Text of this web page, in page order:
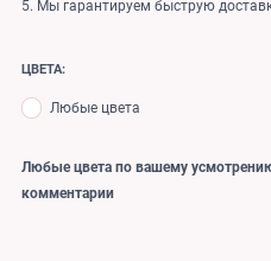
5. Мы гарантируем быструю
ЦВЕТА:
Любые цвета
Любые цвета по вашему
комментарии